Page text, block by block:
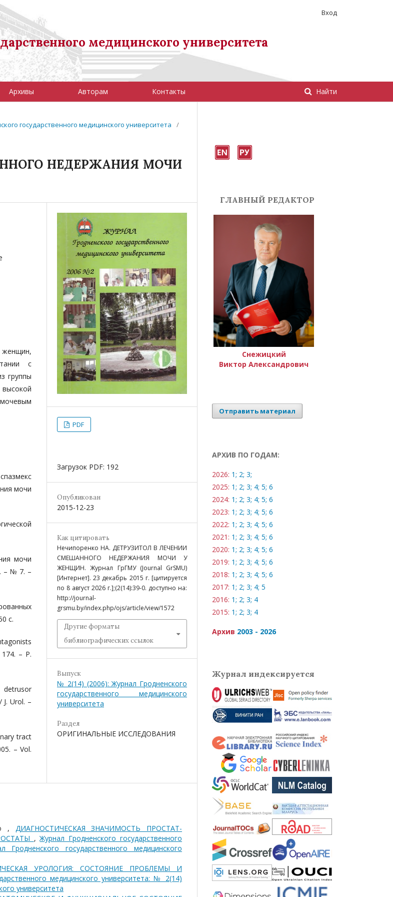
медицинского университета
Архивы Авторам Контакты Найти
Вход
государственного медицинского университета
/
НЕДЕРЖАНИЯ МОЧИ
женщин,
с
группы
мочи
мочи
– № 7. –
с.
– P.
detrusor
Urol. –
tract
– Vol.
PDF
Загрузок PDF: 192
Опубликован
2015-12-23
Как цитировать
Нечипоренко НА. ДЕТРУЗИТОЛ В ЛЕЧЕНИИ
СМЕШАННОГО НЕДЕРЖАНИЯ МОЧИ У
ЖЕНЩИН. Журнал ГрГМУ (Journal GrSMU)
[Интернет]. 23 декабрь 2015 г. [цитируется
по 8 август 2026 г.];(2(14):39-0. доступно на:
http://journal-
grsmu.by/index.php/ojs/article/view/1572
Другие форматы
библиографических ссылок
Выпуск
№ 2(14) (2006): Журнал Гродненского
государственного медицинского
университета
Раздел
ОРИГИНАЛЬНЫЕ ИССЛЕДОВАНИЯ
, ДИАГНОСТИЧЕСКАЯ ЗНАЧИМОСТЬ ПРОСТАТ-
,Журнал Гродненского государственного
государственного медицинского
УРОЛОГИЯ: СОСТОЯНИЕ ПРОБЛЕМЫ И
медицинского университета: № 2(14)
университета
ГЛАВНЫЙ РЕДАКТОР
Снежицкий
Виктор Александрович
Отправить материал
АРХИВ ПО ГОДАМ:
2026: 1; 2; 3;
2025: 1; 2; 3; 4; 5; 6
2024: 1; 2; 3; 4; 5; 6
2023: 1; 2; 3; 4; 5; 6
2022: 1; 2; 3; 4; 5; 6
2021: 1; 2; 3; 4; 5; 6
2020: 1; 2; 3; 4; 5; 6
2019: 1; 2; 3; 4; 5; 6
2018: 1; 2; 3; 4; 5; 6
2017: 1; 2; 3; 4; 5
2016: 1; 2; 3; 4
2015: 1; 2; 3; 4
Архив 2003 - 2026
Журнал индексируется